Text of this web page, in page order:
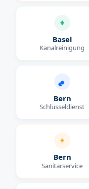
Basel
Kanalreinigung
Bern
Schlüsseldienst
Bern
Sanitärservice